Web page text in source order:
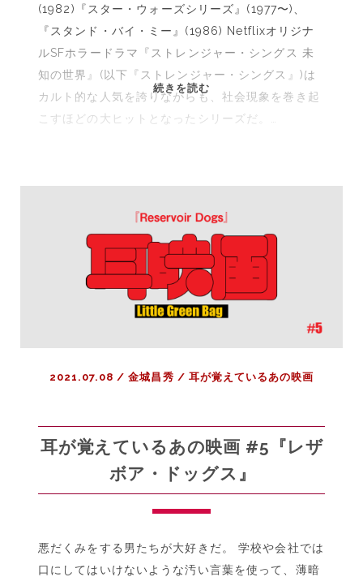
(1982)『スター・ウォーズシリーズ』(1977〜)、
『スタンド・バイ・ミー』(1986) Netflixオリジナ
ルSFホラードラマ『ストレンジャー・シングス 未
知の世界』(以下『ストレンジャー・シングス』)は
カルト的な人気を誇りながらも、社会現象を巻き起
こすほどの大ヒットとなったシリーズだ。…
続きを読む
覚
い
あ
の
映
画
#6『ス
ト
ジ
シ
ン
グ
ス』
2021.07.08 /金城昌秀 / 耳が覚えているあの映画
耳が覚えているあの映画 #5『レザ
ボア・ドッグス』
悪だくみをする男たちが大好きだ。 学校や会社では
口にしてはいけないような汚い言葉を使って、薄暗